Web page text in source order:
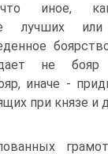
иное,
лучших
не
иначе -
при князе и